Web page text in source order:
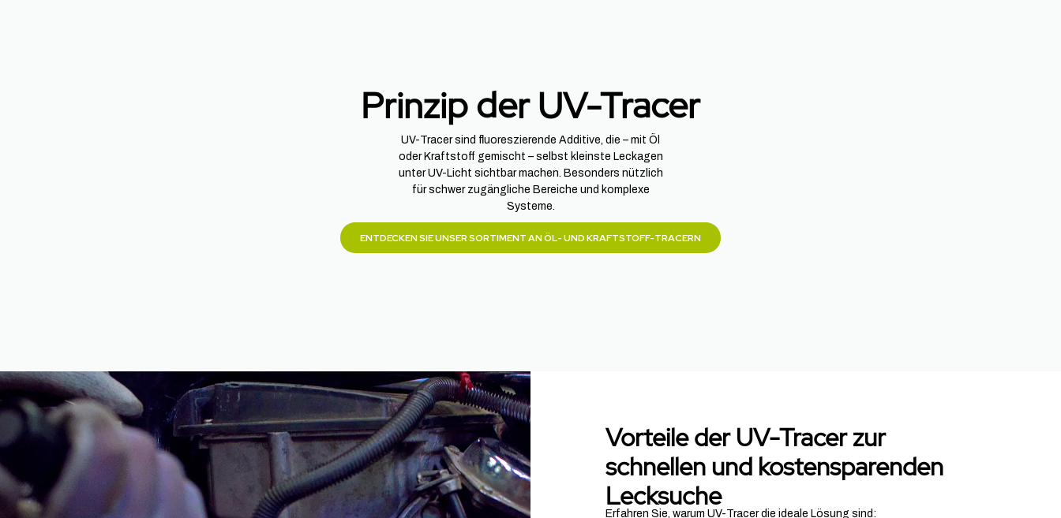
Prinzip der UV-Tracer
UV-Tracer sind fluoreszierende Additive, die – mit Öl
oder Kraftstoff gemischt – selbst kleinste Leckagen
unter UV-Licht sichtbar machen. Besonders nützlich
für schwer zugängliche Bereiche und komplexe
Systeme.
ENTDECKEN SIE UNSER SORTIMENT AN ÖL- UND KRAFTSTOFF-TRACERN
Vorteile der UV-Tracer zur
schnellen und kostensparenden
Lecksuche
Erfahren Sie, warum UV-Tracer die ideale Lösung sind: